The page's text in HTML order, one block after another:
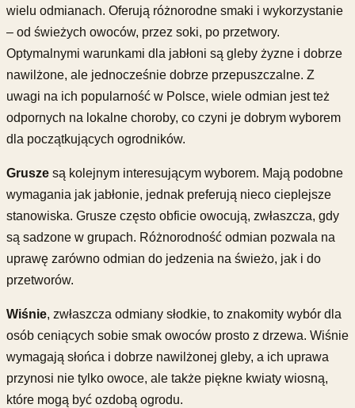
wielu odmianach. Oferują różnorodne smaki i wykorzystanie
– od świeżych owoców, przez soki, po przetwory.
Optymalnymi warunkami dla jabłoni są gleby żyzne i dobrze
nawilżone, ale jednocześnie dobrze przepuszczalne. Z
uwagi na ich popularność w Polsce, wiele odmian jest też
odpornych na lokalne choroby, co czyni je dobrym wyborem
dla początkujących ogrodników.
Grusze są kolejnym interesującym wyborem. Mają podobne
wymagania jak jabłonie, jednak preferują nieco cieplejsze
stanowiska. Grusze często obficie owocują, zwłaszcza, gdy
są sadzone w grupach. Różnorodność odmian pozwala na
uprawę zarówno odmian do jedzenia na świeżo, jak i do
przetworów.
Wiśnie, zwłaszcza odmiany słodkie, to znakomity wybór dla
osób ceniących sobie smak owoców prosto z drzewa. Wiśnie
wymagają słońca i dobrze nawilżonej gleby, a ich uprawa
przynosi nie tylko owoce, ale także piękne kwiaty wiosną,
które mogą być ozdobą ogrodu.